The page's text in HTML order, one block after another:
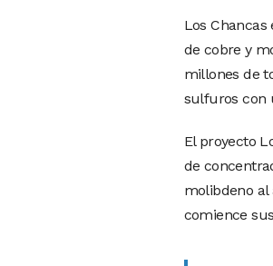
Los
de cobre y
millones de
sulfuros con
El proyecto
de
molibdeno al
comience